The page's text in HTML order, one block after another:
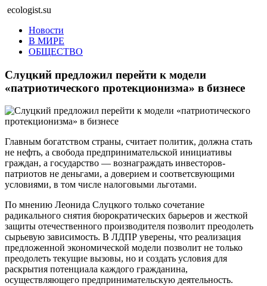
ecologist.su
Новости
В МИРЕ
ОБЩЕСТВО
Слуцкий предложил перейти к модели
«патриотического протекционизма» в бизнесе
Главным богатством страны, считает политик, должна стать
не нефть, а свобода предпринимательской инициативы
граждан, а государство — вознаграждать инвесторов-
патриотов не деньгами, а доверием и соответсвующими
условиями, в том числе налоговыми льготами.
По мнению Леонида Слуцкого только сочетание
радикального снятия бюрократических барьеров и жесткой
защиты отечественного производителя позволит преодолеть
сырьевую зависимость. В ЛДПР уверены, что реализация
предложенной экономической модели позволит не только
преодолеть текущие вызовы, но и создать условия для
раскрытия потенциала каждого гражданина,
осуществляющего предпринимательскую деятельность.